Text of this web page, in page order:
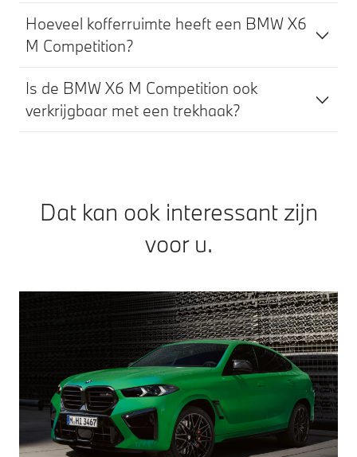
Hoeveel kofferruimte heeft een BMW X6
M Competition?
Is de BMW X6 M Competition ook
verkrijgbaar met een trekhaak?
Dat kan ook interessant zijn
voor u.